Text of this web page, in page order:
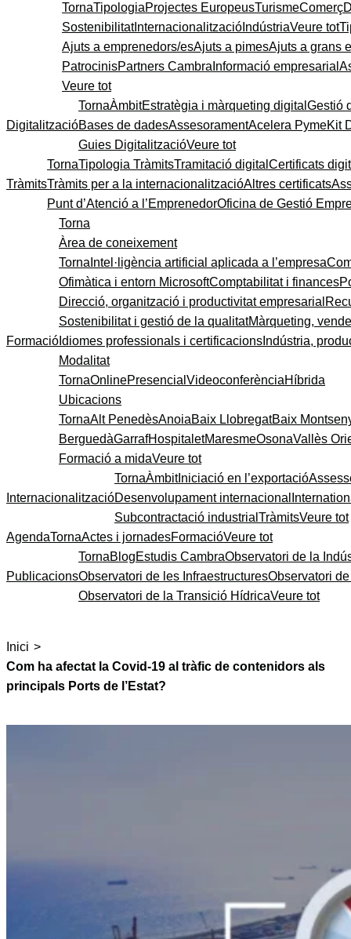
TornaTipologiaProjectes EuropeusTurismeComerç
SostenibilitatInternacionalització IndústriaVeure tot
Ajuts a emprenedors/esAjuts a pimesAjuts a grans
PatrocinisPartners Cambra Informació empresarial
Veure tot
Digitalització
TornaÀmbitEstratègia i màrqueting digital Gestió
Bases de dadesAssesoramentAcelera PymeKit
Guies DigitalitzacióVeure tot
Tràmits
TornaTipologia TràmitsTramitació digital Certificats
Tràmits per a la internacionalitzacióAltres certificats
Punt d’Atenció a l’EmprenedorOficina de Gestió
Formació
Torna
Àrea de coneixement
Torna Intel·ligència artificial aplicada a l’empresa
Ofimàtica i entorn MicrosoftComptabilitat i finances
Direcció, organització i productivitat empresarial
Sostenibilitat i gestió de la qualitatMàrqueting,
Idiomes professionals i certificacions Indústria,
Modalitat
TornaOnlinePresencial VideoconferènciaHíbrida
Ubicacions
TornaAlt PenedèsAnoiaBaix LlobregatBaix
BerguedàGarrafHospitaletMaresmeOsonaVallès
Formació a midaVeure tot
Internacionalització
TornaÀmbitIniciació en l’exportació
Desenvolupament internacional
Subcontractació industrial TràmitsVeure tot
AgendaTornaActes i jornadesFormacióVeure tot
Publicacions
TornaBlogEstudis CambraObservatori de la
Observatori de les InfraestructuresObservatori
Observatori de la Transició HídricaVeure tot
Inici >
Com ha afectat la Covid-19 al tràfic de contenidors als
principals Ports de l’Estat?